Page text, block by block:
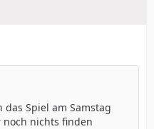
Spiel am Samstag
nichts finden